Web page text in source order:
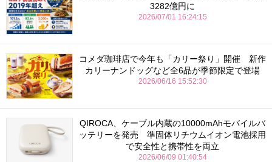
3282億円に
2026/07/01 16:24:15
コメダ珈琲店で今年も「カリー祭り」開催 新作
カリーナンドッグなど全6品が季節限定で登場
2026/06/16 15:52:30
QIROCA、ケーブル内蔵の10000mAhモバイルバ
ッテリーを発売 準固体リチウムイオン電池採用
で安全性と携帯性を両立
2026/06/09 01:40:54